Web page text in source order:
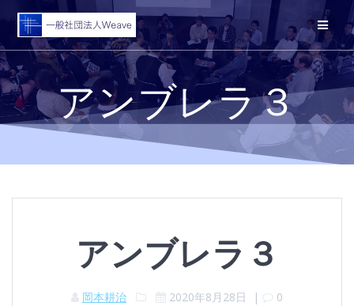
コ
テ
ン
ツ
へ
ス
キ
アンブレラ３
アンブレラ３
岡本耕治 2020年8月28日 | 0